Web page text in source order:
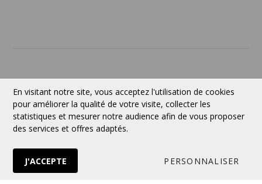
Suivez-nous
© 2026 VERTUOSE Tous droits réservés.
En visitant notre site, vous acceptez l'utilisation de cookies
pour améliorer la qualité de votre visite, collecter les
statistiques et mesurer notre audience afin de vous proposer
des services et offres adaptés.
J'ACCEPTE PERSONNALISER